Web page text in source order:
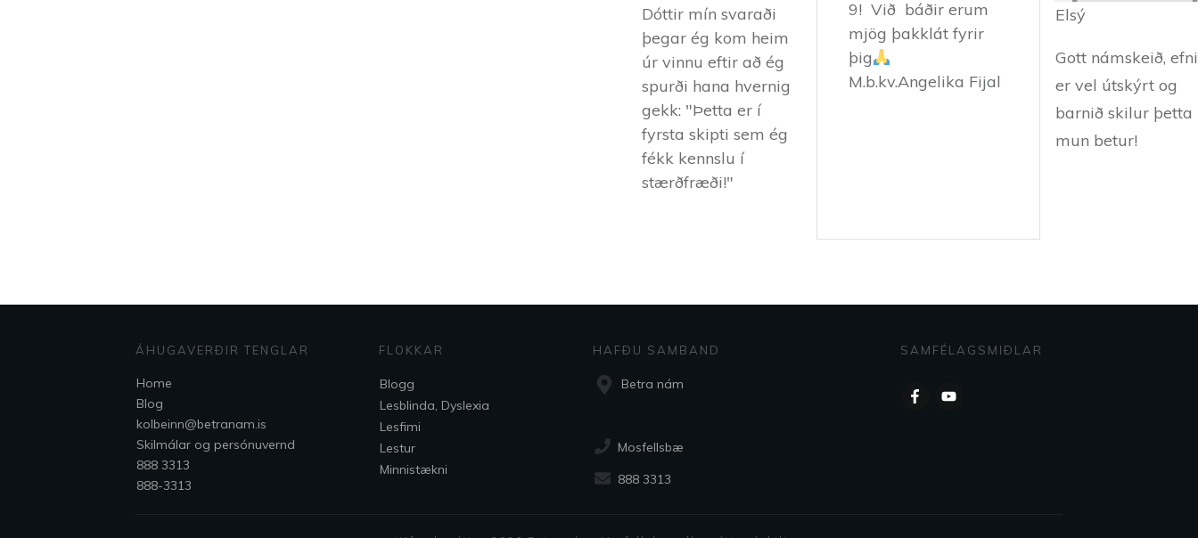
Dóttir mín svaraði
þegar ég kom heim
úr vinnu eftir að ég
spurði hana hvernig
gekk: "Þetta er í
fyrsta skipti sem ég
fékk kennslu í
stærðfræði!"
9! Við báðir erum
mjög þakklát fyrir
þig
M.b.kv.Angelika Fijal
Elsý
Gott námskeið,
er vel útskýrt og
barnið skilur þetta
mun betur!
ÁHUGAVERÐIR TENGLAR
Home
Blog
kolbeinn@betranam.is
Skilmálar og persónuvernd
888 3313
888-3313
FLOKKAR
Blogg
Lesblinda, Dyslexia
Lesfimi
Lestur
Minnistækni
HAFÐU SAMBAND
Betra nám
Mosfellsbæ
888 3313
SAMFÉLAGSMIÐLAR